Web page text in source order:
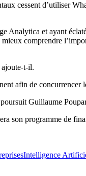
cessent d’utiliser
Analytica et ayant
comprendre
ajoute-t-il.
afin de concurrencer
Guillaume
son programme de
Intelligence